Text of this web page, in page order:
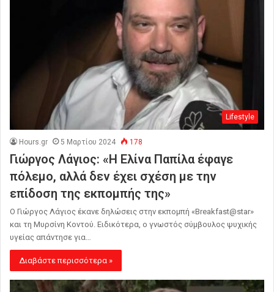
Lifestyle
Hours.gr 5 Μαρτίου 2024 178
Γιώργος Λάγιος: «Η Ελίνα Παπίλα έφαγε
πόλεμο, αλλά δεν έχει σχέση με την
επίδοση της εκπομπής της»
Ο Γιώργος Λάγιος έκανε δηλώσεις στην εκπομπή «Breakfast@star»
και τη Μυρσίνη Κοντού. Ειδικότερα, ο γνωστός σύμβουλος ψυχικής
υγείας απάντησε για…
Διαβάστε περισσότερα »